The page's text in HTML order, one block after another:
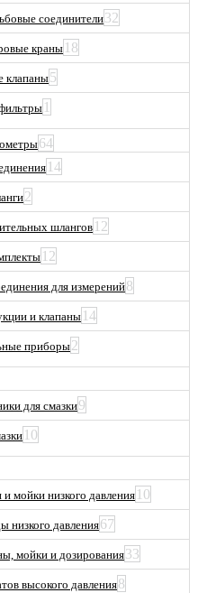
соединители32
краны 18
клапаны5
1
64
14
2
шлангов 12
12
для измерений8
и клапаны 14
приборы2
для смазки9
10
мойки низкого давления 10
низкого давления67
мойки и дозирования33
высокого давления8